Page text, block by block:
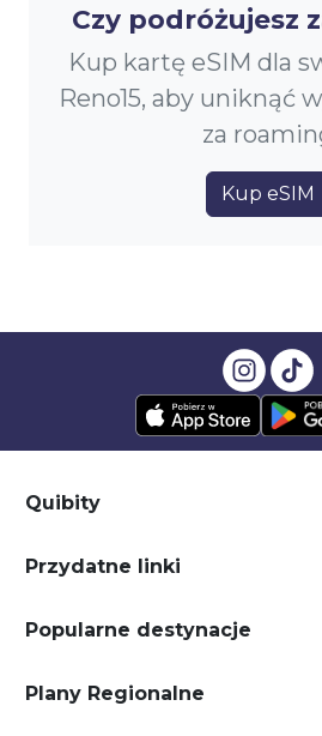
Czy podróżujesz
Kup kartę eSIM dla
Reno15, aby uniknąć
za
Kup eSIM
Quibity
Przydatne linki
Popularne destynacje
Plany Regionalne